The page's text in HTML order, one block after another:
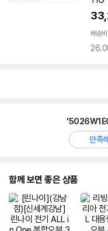
배송
만족
함께 보면 좋은 상품